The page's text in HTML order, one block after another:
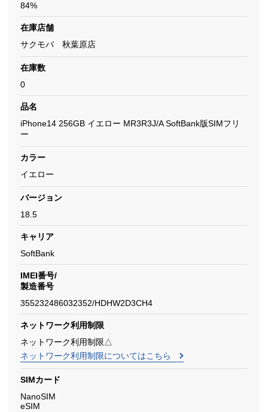
84%
在庫店舗
サクモバ 秋葉原店
在庫数
0
品名
iPhone14 256GB イエロー MR3R3J/A SoftBank版SIMフリ
ー
カラー
イエロー
バージョン
18.5
キャリア
SoftBank
IMEI番号/
製造番号
355232486032352/HDHW2D3CH4
ネットワーク利用制限
ネットワーク利用制限△
ネットワーク利用制限についてはこちら
SIMカード
NanoSIM
eSIM